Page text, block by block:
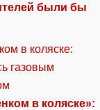
были бы
в коляске»: